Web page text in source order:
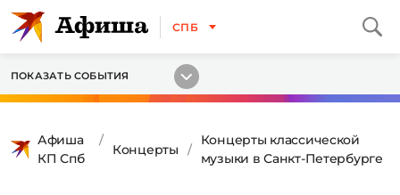
СПБ
ПОКАЗАТЬ СОБЫТИЯ
Афиша
КП Спб
Концерты
Концерты классической
музыки в Санкт-Петербурге